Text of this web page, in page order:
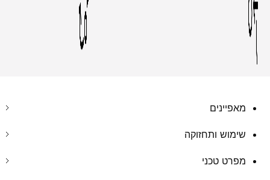
מאפיינים
שימוש ותחזוקה
מפרט טכני